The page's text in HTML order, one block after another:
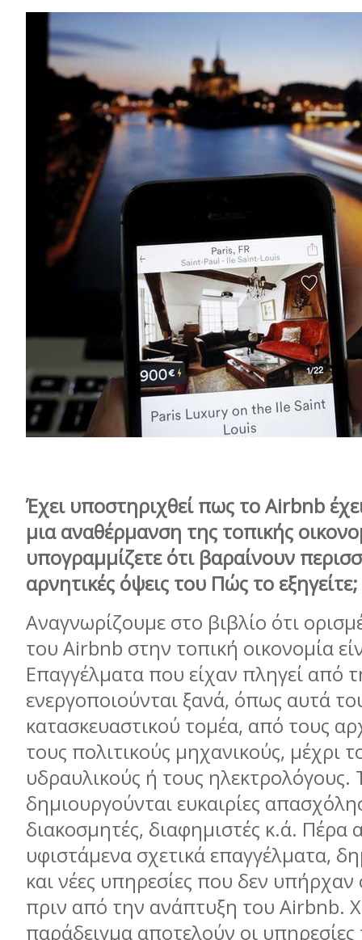
Έχει υποστηριχθεί πως τοAirbnb
μια αναθέρμανση της τοπικής
υπογραμμίζετε ότι βαραίνουν
αρνητικές όψεις του Πώς το εξηγείτε;
Αναγνωρίζουμε στο βιβλίο ότι
του Airbnb στην τοπική οικονομία
Επαγγέλματα που είχαν πληγεί από
ενεργοποιούνται ξανά, όπως αυτά
κατασκευαστικού τομέα, από τους
τους πολιτικούς μηχανικούς, μέχρι
υδραυλικούς ή τους
δημιουργούνται ευκαιρίες
διακοσμητές, διαφημιστές κ.ά. Πέρα
υφιστάμενα σχετικά επαγγέλματα,
και νέες υπηρεσίες που δεν
πριν από την ανάπτυξη του Airbnb.
παράδειγμα αποτελούν οι